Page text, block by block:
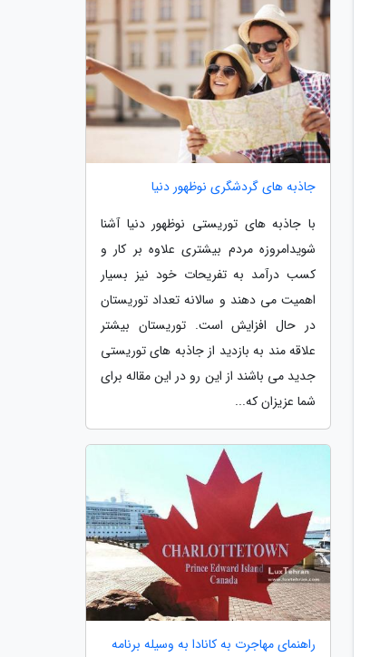
جاذبه های گردشگری نوظهور دنیا
با جاذبه های توریستی نوظهور دنیا آشنا
شویدامروزه مردم بیشتری علاوه بر کار و
کسب درآمد به تفریحات خود نیز بسیار
اهمیت می دهند و سالانه تعداد توریستان
در حال افزایش است. توریستان بیشتر
علاقه مند به بازدید از جاذبه های توریستی
جدید می باشند از این رو در این مقاله برای
شما عزیزان که...
راهنمای مهاجرت به کانادا به وسیله برنامه